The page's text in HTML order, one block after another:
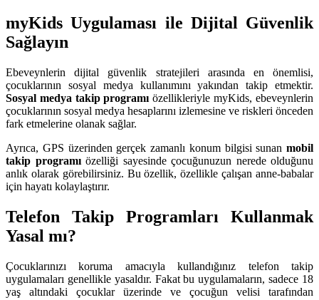
myKids Uygulaması ile Dijital Güvenlik
Sağlayın
Ebeveynlerin dijital güvenlik stratejileri arasında en önemlisi,
çocuklarının sosyal medya kullanımını yakından takip etmektir.
Sosyal medya takip programı özellikleriyle myKids, ebeveynlerin
çocuklarının sosyal medya hesaplarını izlemesine ve riskleri önceden
fark etmelerine olanak sağlar.
Ayrıca, GPS üzerinden gerçek zamanlı konum bilgisi sunan mobil
takip programıözelliği sayesinde çocuğunuzun nerede olduğunu
anlık olarak görebilirsiniz. Bu özellik, özellikle çalışan anne-babalar
için hayatı kolaylaştırır.
Telefon Takip Programları Kullanmak
Yasal mı?
Çocuklarınızı koruma amacıyla kullandığınız telefon takip
uygulamaları genellikle yasaldır. Fakat bu uygulamaların, sadece 18
yaş altındaki çocuklar üzerinde ve çocuğun velisi tarafından